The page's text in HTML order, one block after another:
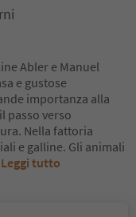
Abler e Manuel
e gustose
importanza alla
passo verso
Nella fattoria
e galline. Gli animali
Leggi tutto